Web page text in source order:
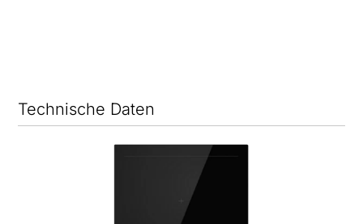
Technische Daten